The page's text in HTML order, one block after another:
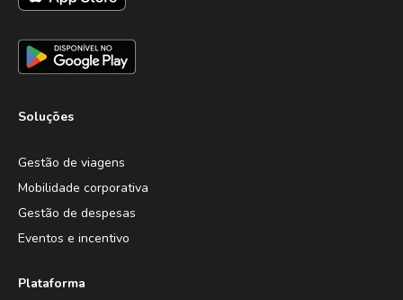
Soluções
Gestão de viagens
Mobilidade corporativa
Gestão de despesas
Eventos e incentivo
Plataforma